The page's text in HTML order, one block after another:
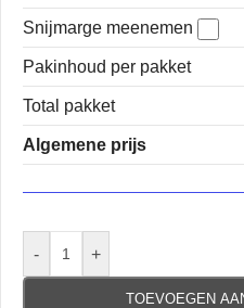
Snijmarge meenemen
Pakinhoud per pakket
Total pakket
Algemene prijs
- +
TOEVOEGEN